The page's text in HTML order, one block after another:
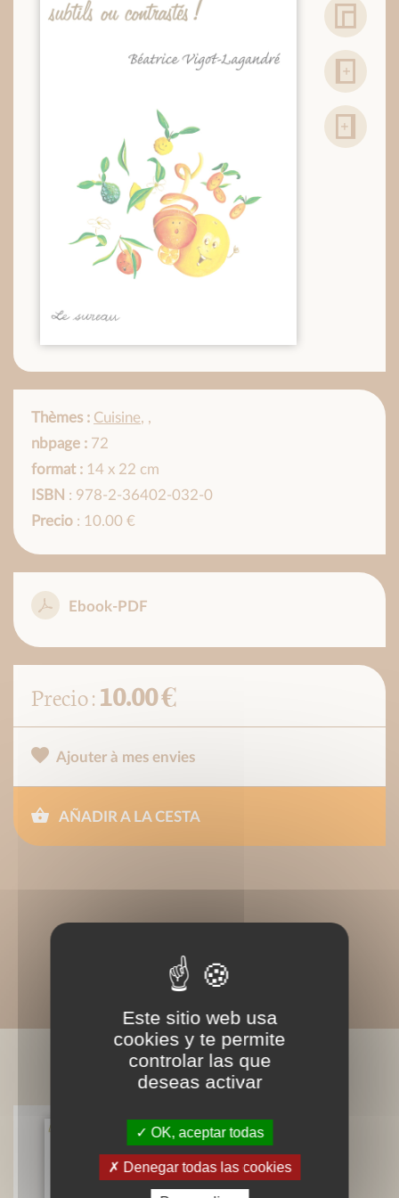
Thèmes : Cuisine, ,
nbpage : 72
format : 14 x 22 cm
ISBN : 978-2-36402-032-0
Precio : 10.00 €
Ebook-PDF
Precio :10.00 €
Ajouter à mes envies
AÑADIR A LA CESTA
LIVRES ASSOCIÉS
Verduras: me gustan
Béatrice Vigot-Lagandré
Este sitio web usa
cookies y te permite
controlar las que
deseas activar
OK, aceptar todas
Denegar todas las cookies